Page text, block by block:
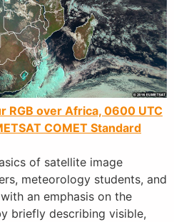
RGB over Africa, 0600 UTC
COMET Standard
of satellite image
meteorology students, and
an emphasis on the
briefly describing visible,